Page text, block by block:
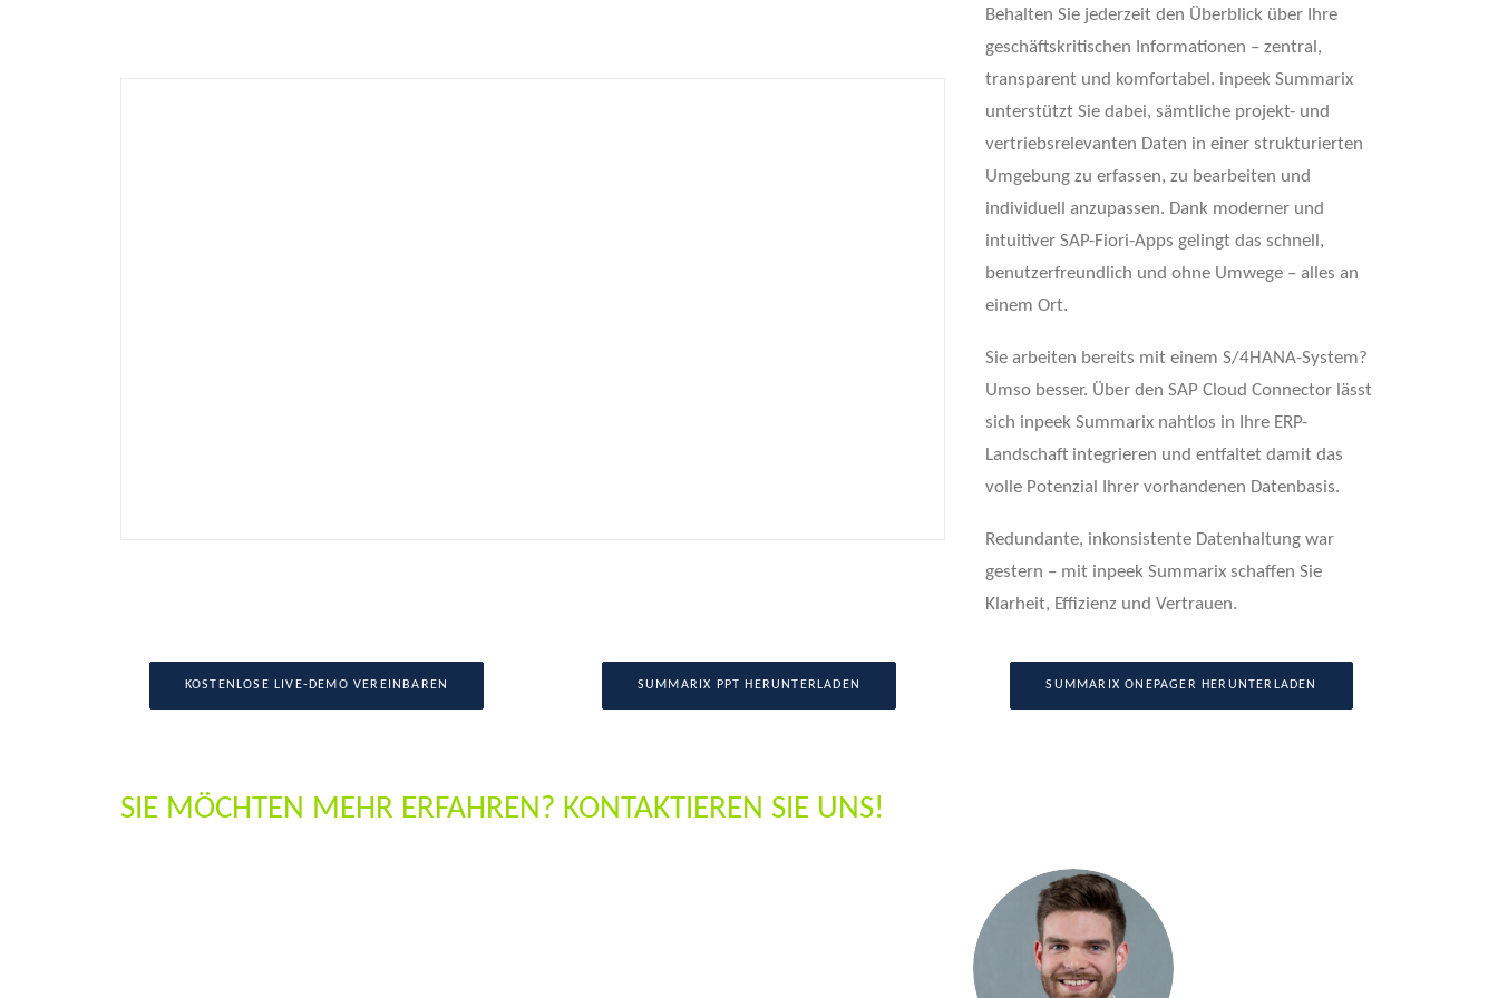
Behalten Sie jederzeit den Überblick über Ihre
geschäftskritischen Informationen – zentral,
transparent und komfortabel. inpeek Summarix
unterstützt Sie dabei, sämtliche projekt- und
vertriebsrelevanten Daten in einer strukturierten
Umgebung zu erfassen, zu bearbeiten und
individuell anzupassen. Dank moderner und
intuitiver SAP-Fiori-Apps gelingt das schnell,
benutzerfreundlich und ohne Umwege – alles an
einem Ort.
Sie arbeiten bereits mit einem S/4HANA-System?
Umso besser. Über den SAP Cloud Connector lässt
sich inpeek Summarix nahtlos in Ihre ERP-
Landschaft integrieren und entfaltet damit das
volle Potenzial Ihrer vorhandenen Datenbasis.
Redundante, inkonsistente Datenhaltung war
gestern – mit inpeek Summarix schaffen Sie
Klarheit, Effizienz und Vertrauen.
KOSTENLOSE LIVE-DEMO VEREINBAREN SUMMARIX PPT HERUNTERLADEN SUMMARIX ONEPAGER HERUNTERLADEN
SIE MÖCHTEN MEHR ERFAHREN? KONTAKTIEREN SIE UNS!